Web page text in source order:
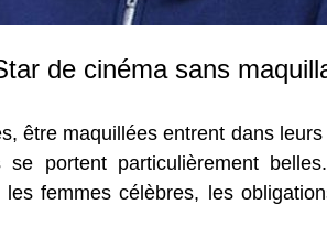
de cinéma sans
être maquillées entrent dans
se portent particulièrement
les femmes célèbres, les